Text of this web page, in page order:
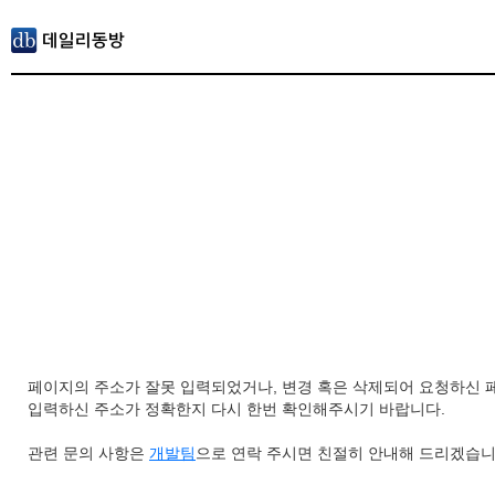
페이지의 주소가 잘못 입력되었거나, 변경 혹은 삭제되어 요청하신
입력하신 주소가 정확한지 다시 한번 확인해주시기 바랍니다.
관련 문의 사항은 개발팀 으로 연락 주시면 친절히 안내해 드리겠습